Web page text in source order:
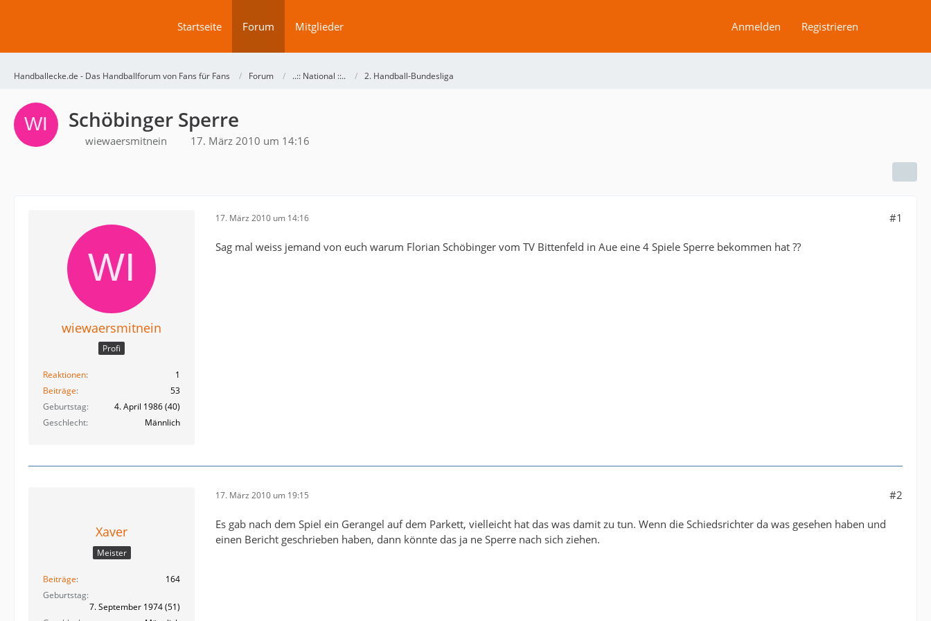
Startseite Forum Mitglieder Anmelden Registrieren
Handballecke.de - Das Handballforum von Fans für Fans Forum ..:: National ::.. 2. Handball-Bundesliga
Schöbinger Sperre
wiewaersmitnein 17. März 2010 um 14:16
wiewaersmitnein
Profi
Reaktionen
1
Beiträge
53
Geburtstag
4. April 1986 (40)
Geschlecht
Männlich
17. März 2010 um 14:16 #1
Sag mal weiss jemand von euch warum Florian Schöbinger vom TV Bittenfeld in Aue eine 4 Spiele Sperre bekommen hat ??
Xaver
Meister
Beiträge
164
Geburtstag
7. September 1974 (51)
17. März 2010 um 19:15 #2
Es gab nach dem Spiel ein Gerangel auf dem Parkett, vielleicht hat das was damit zu tun. Wenn die Schiedsrichter da was gesehen haben und
einen Bericht geschrieben haben, dann könnte das ja ne Sperre nach sich ziehen.